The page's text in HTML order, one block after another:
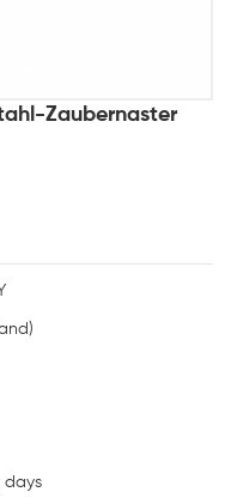
Zaubernaster
days